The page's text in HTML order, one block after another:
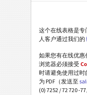
这个在线表格是
人客户通过我们的
如果您有在线优
浏览器必须接受
时请避免使用过时
为 PDF（发送至
(0) 7252 / 72 720 -77